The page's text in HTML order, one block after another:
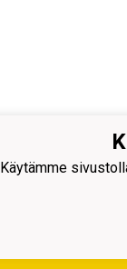
Käytämme